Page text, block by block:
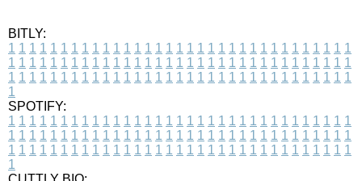
BITLY:
1 1 1 1 1 1 1 1 1 1 1 1 1 1 1 1 1 1 1 1 1 1 1 1 1 1 1 1 1 1 1 1 1
1 1 1 1 1 1 1 1 1 1 1 1 1 1 1 1 1 1 1 1 1 1 1 1 1 1 1 1 1 1 1 1 1
1 1 1 1 1 1 1 1 1 1 1 1 1 1 1 1 1 1 1 1 1 1 1 1 1 1 1 1 1 1 1 1 1
1
SPOTIFY:
1 1 1 1 1 1 1 1 1 1 1 1 1 1 1 1 1 1 1 1 1 1 1 1 1 1 1 1 1 1 1 1 1
1 1 1 1 1 1 1 1 1 1 1 1 1 1 1 1 1 1 1 1 1 1 1 1 1 1 1 1 1 1 1 1 1
1 1 1 1 1 1 1 1 1 1 1 1 1 1 1 1 1 1 1 1 1 1 1 1 1 1 1 1 1 1 1 1 1
1